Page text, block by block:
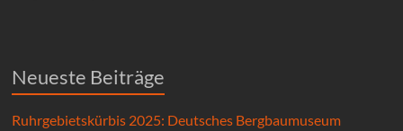
Neueste Beiträge
Ruhrgebietskürbis 2025: Deutsches Bergbaumuseum